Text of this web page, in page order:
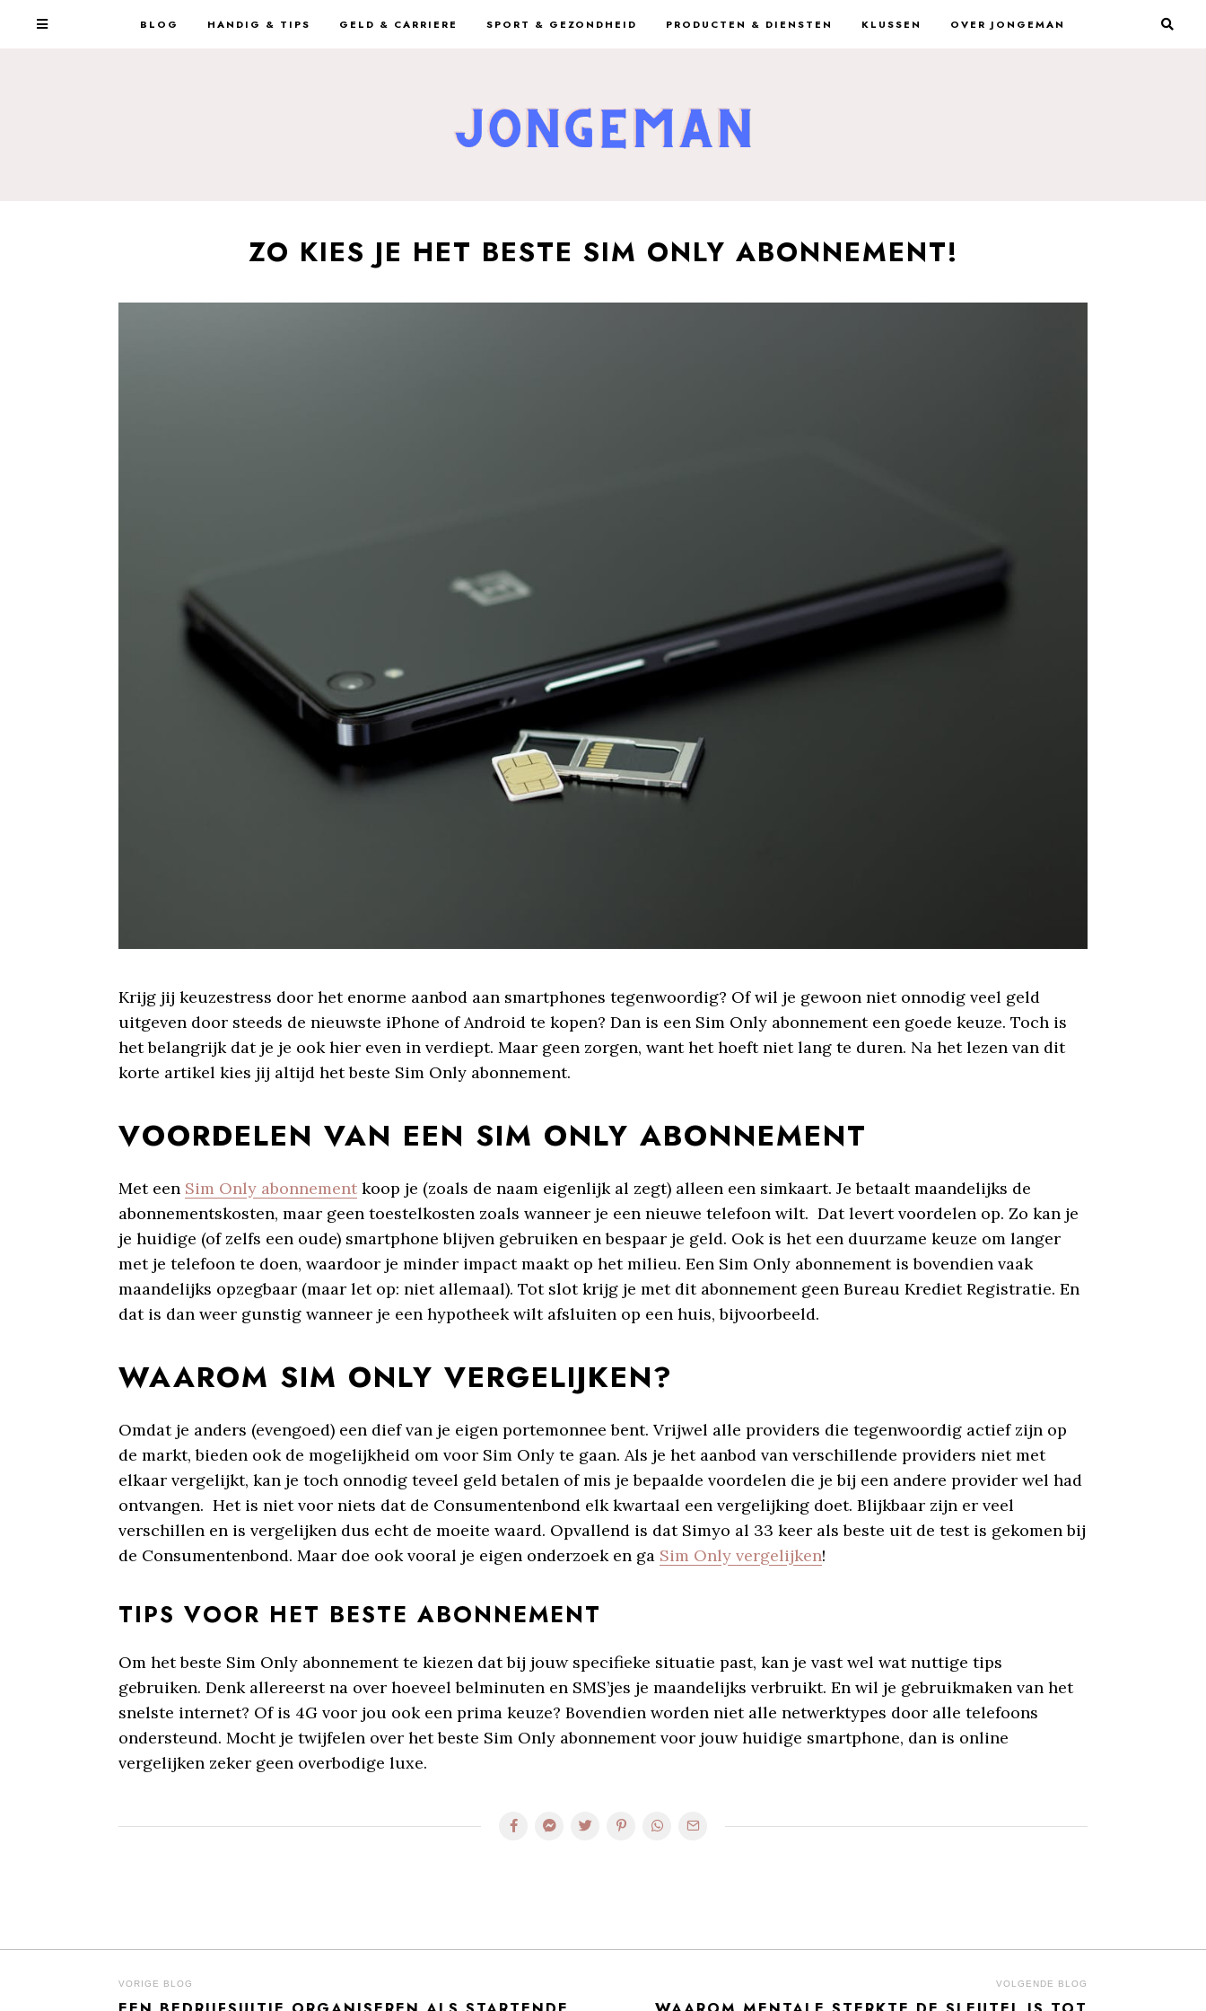
BLOG HANDIG & TIPS GELD & CARRIERE SPORT & GEZONDHEID PRODUCTEN & DIENSTEN KLUSSEN OVER JONGEMAN
ZO KIES JE HET BESTE SIM ONLY ABONNEMENT!
Krijg jij keuzestress door het enorme aanbod aan smartphones tegenwoordig? Of wil je gewoon niet onnodig veel geld
uitgeven door steeds de nieuwste iPhone of Android te kopen? Dan is een Sim Only abonnement een goede keuze. Toch is
het belangrijk dat je je ook hier even in verdiept. Maar geen zorgen, want het hoeft niet lang te duren. Na het lezen van dit
korte artikel kies jij altijd het beste Sim Only abonnement.
VOORDELEN VAN EEN SIM ONLY ABONNEMENT
Met een Sim Only abonnement koop je (zoals de naam eigenlijk al zegt) alleen een simkaart. Je betaalt maandelijks de
abonnementskosten, maar geen toestelkosten zoals wanneer je een nieuwe telefoon wilt. Dat levert voordelen op. Zo kan je
je huidige (of zelfs een oude) smartphone blijven gebruiken en bespaar je geld. Ook is het een duurzame keuze om langer
met je telefoon te doen, waardoor je minder impact maakt op het milieu. Een Sim Only abonnement is bovendien vaak
maandelijks opzegbaar (maar let op: niet allemaal). Tot slot krijg je met dit abonnement geen Bureau Krediet Registratie. En
dat is dan weer gunstig wanneer je een hypotheek wilt afsluiten op een huis, bijvoorbeeld.
WAAROM SIM ONLY VERGELIJKEN?
Omdat je anders (evengoed) een dief van je eigen portemonnee bent. Vrijwel alle providers die tegenwoordig actief zijn op
de markt, bieden ook de mogelijkheid om voor Sim Only te gaan. Als je het aanbod van verschillende providers niet met
elkaar vergelijkt, kan je toch onnodig teveel geld betalen of mis je bepaalde voordelen die je bij een andere provider wel had
ontvangen. Het is niet voor niets dat de Consumentenbond elk kwartaal een vergelijking doet. Blijkbaar zijn er veel
verschillen en is vergelijken dus echt de moeite waard. Opvallend is dat Simyo al 33 keer als beste uit de test is gekomen bij
de Consumentenbond. Maar doe ook vooral je eigen onderzoek en ga Sim Only vergelijken!
TIPS VOOR HET BESTE ABONNEMENT
Om het beste Sim Only abonnement te kiezen dat bij jouw specifieke situatie past, kan je vast wel wat nuttige tips
gebruiken. Denk allereerst na over hoeveel belminuten en SMS’jes je maandelijks verbruikt. En wil je gebruikmaken van het
snelste internet? Of is 4G voor jou ook een prima keuze? Bovendien worden niet alle netwerktypes door alle telefoons
ondersteund. Mocht je twijfelen over het beste Sim Only abonnement voor jouw huidige smartphone, dan is online
vergelijken zeker geen overbodige luxe.
BERICHT
VORIGE BLOG VOLGENDE BLOG